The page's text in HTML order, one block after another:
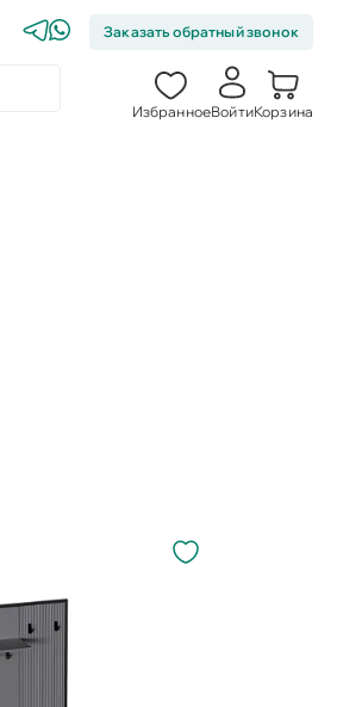
Заказать обратный звонок
ИзбранноеВойтиКорзина